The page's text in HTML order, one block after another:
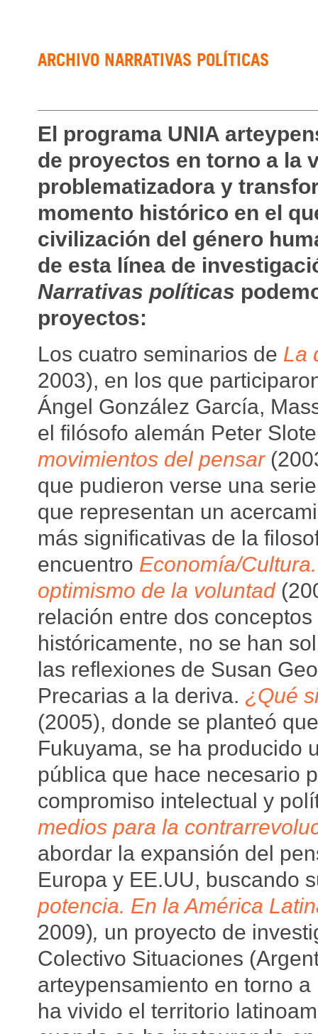
ARCHIVO NARRATIVAS POLÍTICAS
El programa UNIA
de proyectos en torno a la
problematizadora y
momento histórico en el
civilización del género
de esta línea de
Narrativas políticas
proyectos:
Los cuatro seminarios de La
2003), en los que
Ángel González García,
el filósofo alemán Peter
movimientos del pensar
que pudieron verse una
que representan un
más significativas de la
encuentro Economía/
optimismo de la voluntad
relación entre dos
históricamente, no se han
las reflexiones de Susan
Precarias a la deriva. ¿Qué
(2005), donde se planteó
Fukuyama, se ha producido
pública que hace necesario
compromiso intelectual y
medios para la
abordar la expansión del
Europa y EE.UU, buscando
potencia. En la América
2009), un proyecto de
Colectivo Situaciones
arteypensamiento en torno
ha vivido el territorio